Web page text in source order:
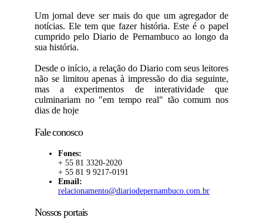
Um jornal deve ser mais do que um agregador de
notícias. Ele tem que fazer história. Este é o papel
cumprido pelo Diario de Pernambuco ao longo da
sua história.
Desde o início, a relação do Diario com seus leitores
não se limitou apenas à impressão do dia seguinte,
mas a experimentos de interatividade que
culminariam no "em tempo real" tão comum nos
dias de hoje
Fale conosco
Fones:
+ 55 81 3320-2020
+ 55 81 9 9217-0191
Email:
relacionamento@diariodepernambuco.com.br
Nossos portais